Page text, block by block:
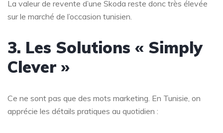
La valeur de revente d’une Skoda reste donc très élevée
sur le marché de l’occasion tunisien.
3. Les Solutions « Simply
Clever »
Ce ne sont pas que des mots marketing. En Tunisie, on
apprécie les détails pratiques au quotidien :